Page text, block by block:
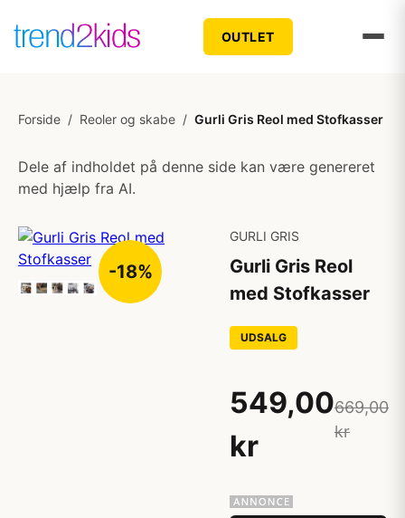
OUTLET
Forside / Reoler og skabe / Gurli Gris Reol med Stofkasser
Dele af indholdet på denne side kan være genereret
med hjælp fra AI.
-18%
GURLI GRIS
Gurli Gris Reol
med Stofkasser
UDSALG
549,00
kr
669,00
kr